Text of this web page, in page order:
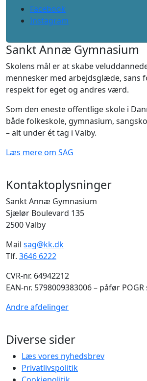
Facebook
Instagram
Sankt Annæ Gymnasium
Skolens mål er at skabe
mennesker med arbejdsglæde, sans
respekt for eget og andres værd.
Som den eneste offentlige skole i
både folkeskole, gymnasium,
– alt under ét tag i Valby.
Læs mere om SAG
Kontaktoplysninger
Sankt Annæ Gymnasium
Sjælør Boulevard 135
2500 Valby
Mail sag@kk.dk
Tlf. 3646 6222
CVR-nr. 64942212
EAN-nr. 5798009383006 – påfør
Andre afdelinger
Diverse sider
Læs vores nyhedsbrev
Privatlivspolitik